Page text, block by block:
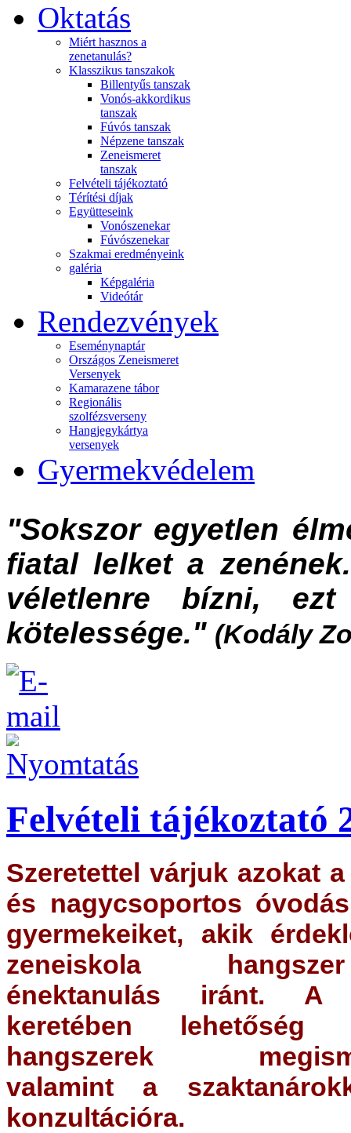
Oktatás
Miért hasznos a
zenetanulás?
Klasszikus tanszakok
Billentyűs tanszak
Vonós-akkordikus
tanszak
Fúvós tanszak
Népzene tanszak
Zeneismeret
tanszak
Felvételi tájékoztató
Térítési díjak
Együtteseink
Vonószenekar
Fúvószenekar
Szakmai eredményeink
galéria
Képgaléria
Videótár
Rendezvények
Eseménynaptár
Országos Zeneismeret
Versenyek
Kamarazene tábor
Regionális
szolfézsverseny
Hangjegykártya
versenyek
Gyermekvédelem
"Sokszor egyetlen
fiatal lelket a
véletlenre bízni,
kötelessége." (Kodály
Felvételi tájékoztató
Szeretettel várjuk azokat
és nagycsoportos
gyermekeiket, akik
zeneiskola
énektanulás iránt. A
keretében
hangszerek
valamint a
konzultációra.